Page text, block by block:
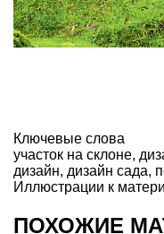
Ключевые слова
участок на склоне,
дизайн, дизайн сада,
Иллюстрации к
ПОХОЖИЕ